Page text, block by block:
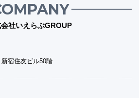
社いえらぶGROUP
宿住友ビル50階